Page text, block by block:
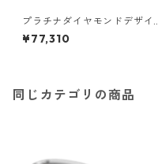
プラチナダイヤモンドデザイ
ンリング3型 ウェビングハート
7号 指輪 ジュエリー アクセサ
¥77,310
同じカテゴリの商品